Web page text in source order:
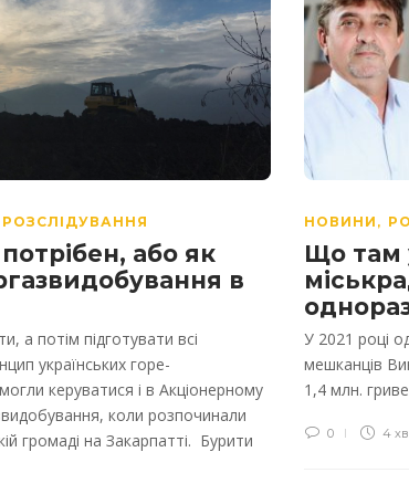
РОЗСЛІДУВАННЯ
або як
в
а потім підготувати всі
українських горе-
керуватися і в Акціонерному
коли розпочинали
громаді на Закарпатті. Бурити
НОВИНИ ,
Що там
У 2021 році
мешканців
1,4 млн.
0 4